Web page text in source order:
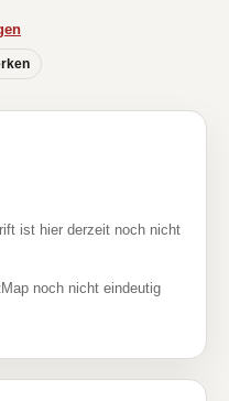
ist hier derzeit noch nicht
noch nicht eindeutig